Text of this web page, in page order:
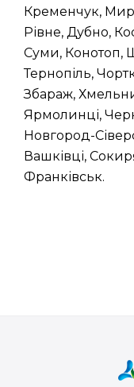
Кременчук,
Рівне, Дубно,
Суми, Конотоп,
Тернопіль,
Збараж,
Ярмолинці,
Новгород-
Вашківці,
Франківськ.